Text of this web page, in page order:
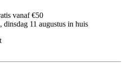
vanaf €50
dinsdag 11 augustus in huis